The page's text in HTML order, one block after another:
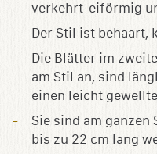
verkehrt-eiförmig
Der Stil ist behaart,
Die Blätter im
am Stil an, sind
einen leicht
Sie sind am ganzen
bis zu 22 cm lang